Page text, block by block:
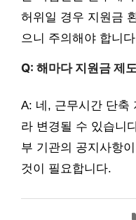
허위일 경우 지원금
으니 주의해야 합니
Q: 해마다 지원금 제
A: 네, 근무시간 단축
라 변경될 수 있습니
부 기관의 공지사항
것이 필요합니다.